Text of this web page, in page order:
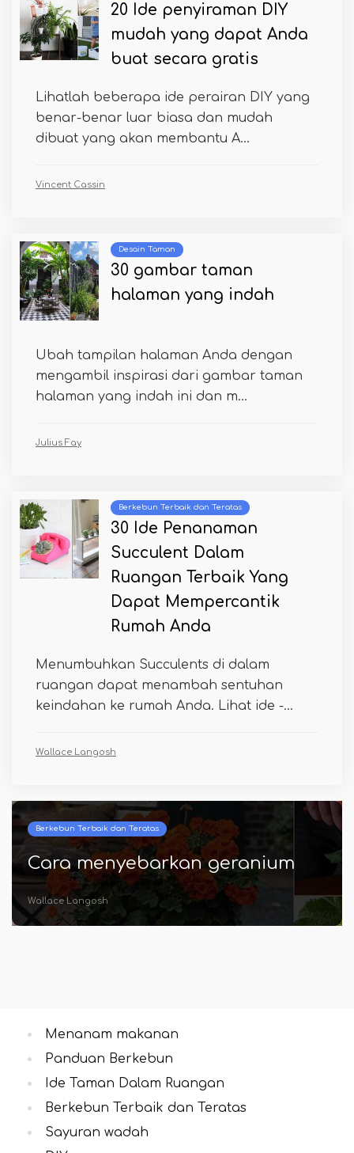
20 Ide penyiraman DIY
mudah yang dapat Anda
buat secara gratis
Lihatlah beberapa ide perairan DIY yang
benar-benar luar biasa dan mudah
dibuat yang akan membantu A...
Vincent Cassin
Desain Taman
30 gambar taman
halaman yang indah
Ubah tampilan halaman Anda dengan
mengambil inspirasi dari gambar taman
halaman yang indah ini dan m...
Julius Fay
Berkebun Terbaik dan Teratas
30 Ide Penanaman
Succulent Dalam
Ruangan Terbaik Yang
Dapat Mempercantik
Rumah Anda
Menumbuhkan Succulents di dalam
ruangan dapat menambah sentuhan
keindahan ke rumah Anda. Lihat ide -...
Wallace Langosh
Berkebun Terbaik dan Teratas
Cara menyebarkan geranium
Wallace Langosh
Menanam makanan
Panduan Berkebun
Ide Taman Dalam Ruangan
Berkebun Terbaik dan Teratas
Sayuran wadah